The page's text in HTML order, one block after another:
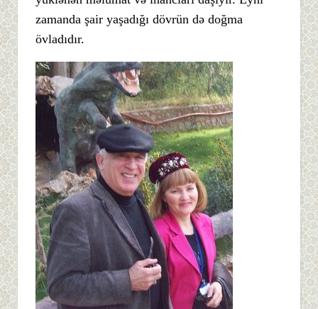
zamanda şair yaşadığı dövrün də doğma
övladıdır.